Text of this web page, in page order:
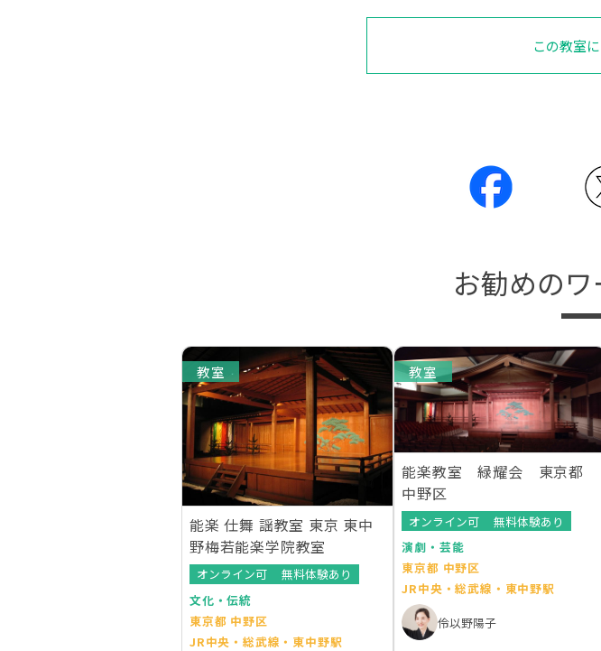
この教室
お勧めの
教室
能楽 仕舞 謡教室 東京 東中
野梅若能楽学院教室
オンライン可
無料体験あり
文化・伝統
東京都 中野区
JR中央・総武線・東中野駅
教室
能楽教室 緑耀会 東京都
中野区
オンライン可
無料体験あり
演劇・芸能
東京都 中野区
JR中央・総武線・東中野駅
伶以野陽子